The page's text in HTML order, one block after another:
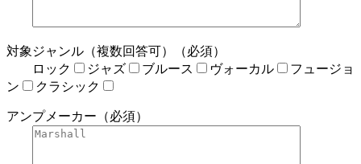
対象ジャンル（複数回答可）（必須）
ロック
ジャズ ブルース ヴォーカル
フュージョ
ン
クラシック
アンプメーカー（必須）